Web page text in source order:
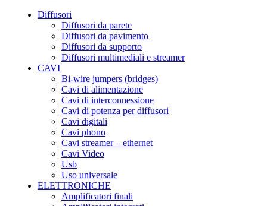
Diffusori
Diffusori da parete
Diffusori da pavimento
Diffusori da supporto
Diffusori multimediali e streamer
CAVI
Bi-wire jumpers (bridges)
Cavi di alimentazione
Cavi di interconnessione
Cavi di potenza per diffusori
Cavi digitali
Cavi phono
Cavi streamer – ethernet
Cavi Video
Usb
Uso universale
ELETTRONICHE
Amplificatori finali